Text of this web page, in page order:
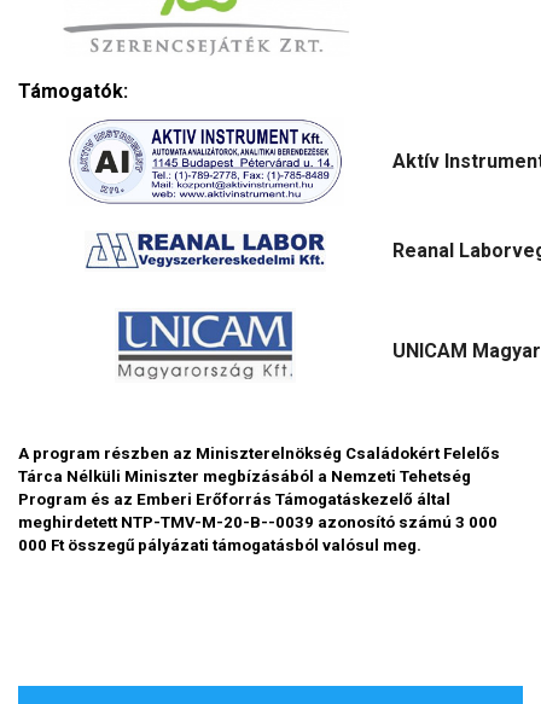
Támogatók:
Aktív
Reanal
UNICAM
A program részben az Miniszterelnökség Családokért Felelős
Tárca Nélküli Miniszter megbízásából a Nemzeti Tehetség
Program és az Emberi Erőforrás Támogatáskezelő által
meghirdetett NTP-TMV-M-20-B--0039 azonosító számú 3 000
000 Ft összegű pályázati támogatásból valósul meg.